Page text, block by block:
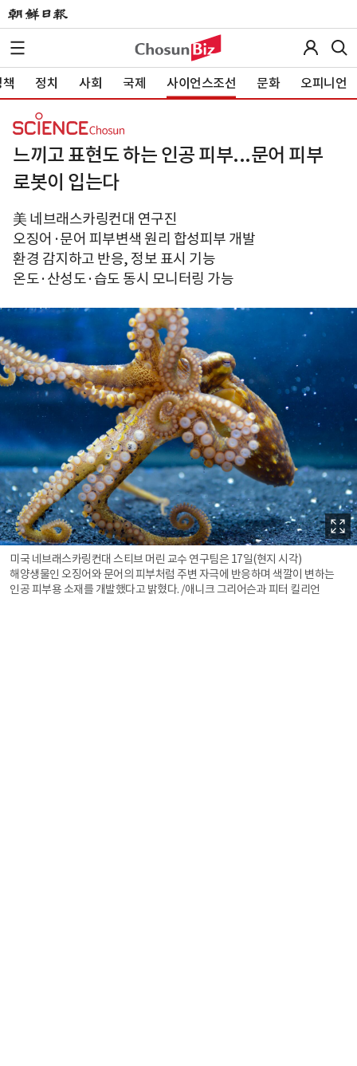
정치 사회 국제 사이언스조선 문화 오피니언
느끼고 표현도 하는 인공 피부...문어 피부
로봇이 입는다
美 네브래스카링컨대 연구진
오징어·문어 피부변색 원리 합성피부 개발
환경 감지하고 반응, 정보 표시 기능
온도·산성도·습도 동시 모니터링 가능
미국 네브래스카링컨대 스티브 머린 교수 연구팀은 17일(현지 시각)
해양생물인 오징어와 문어의 피부처럼 주변 자극에 반응하며 색깔이 변하는
인공 피부용 소재를 개발했다고 밝혔다. /애니크 그리어슨과 피터 킬리언